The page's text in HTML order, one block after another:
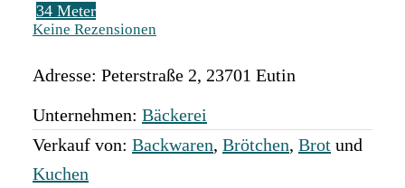
34 Meter
Keine Rezensionen
Adresse: Peterstraße 2, 23701 Eutin
Unternehmen: Bäckerei
Verkauf von: Backwaren, Brötchen, Brot und
Kuchen